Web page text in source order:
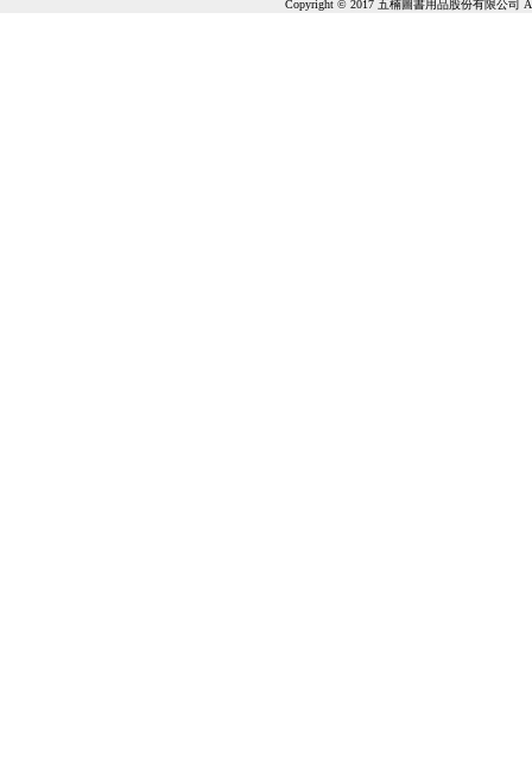
Copyright © 2017 五楠圖書用品股份有限公司